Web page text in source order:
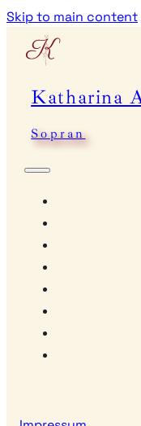
Skip to main content
Katharina
Sopran